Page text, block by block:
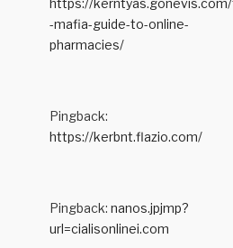
-mafia-guide-to-online-
pharmacies/
Pingback:
https://kerbnt.flazio.com/
Pingback: nanos.jpjmp?
url=cialisonlinei.com